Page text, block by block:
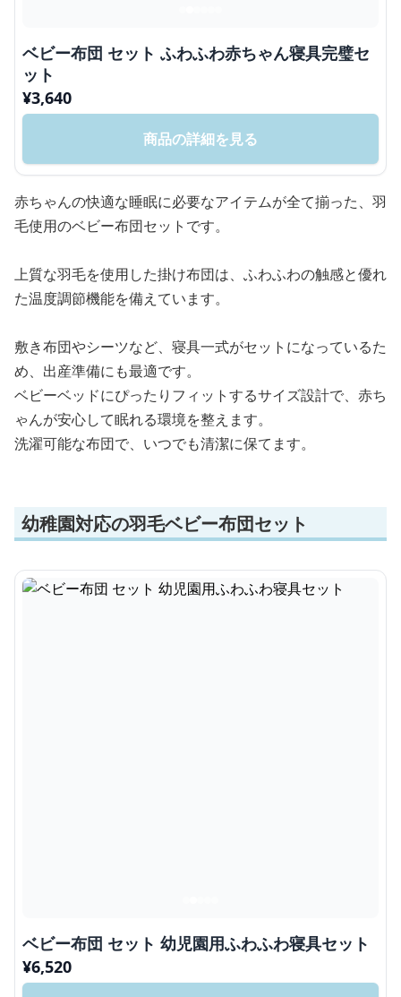
ベビー布団 セット ふわふわ赤ちゃん寝具完璧セ
ット
¥3,640
商品の詳細を見る
赤ちゃんの快適な睡眠に必要なアイテムが全て揃った、羽
毛使用のベビー布団セットです。
上質な羽毛を使用した掛け布団は、ふわふわの触感と優れ
た温度調節機能を備えています。
敷き布団やシーツなど、寝具一式がセットになっているた
め、出産準備にも最適です。
ベビーベッドにぴったりフィットするサイズ設計で、赤ち
ゃんが安心して眠れる環境を整えます。
洗濯可能な布団で、いつでも清潔に保てます。
幼稚園対応の羽毛ベビー布団セット
ベビー布団 セット 幼児園用ふわふわ寝具セット
¥6,520